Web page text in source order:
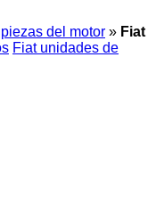
del motor » Fiat
Fiat unidades de